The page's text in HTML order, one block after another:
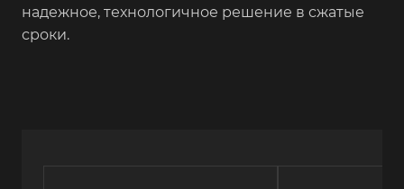
надежное, технологичное решение в сжатые
сроки.